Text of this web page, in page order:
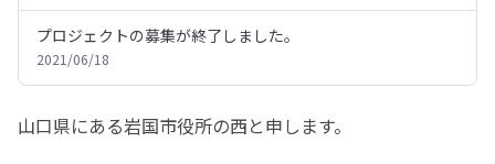
プロジェクトの募集が終了しました。
2021/06/18
山口県にある岩国市役所の西と申します。